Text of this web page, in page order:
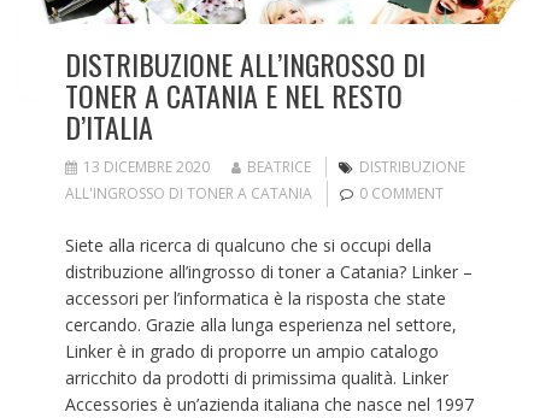
DISTRIBUZIONE ALL’INGROSSO DI
TONER A CATANIA E NEL RESTO
D’ITALIA
13 DICEMBRE 2020 BEATRICE
DISTRIBUZIONE
ALL'INGROSSO DI TONER A CATANIA
0 COMMENT
Siete alla ricerca di qualcuno che si occupi della
distribuzione all’ingrosso di toner a Catania? Linker –
accessori per l’informatica è la risposta che state
cercando. Grazie alla lunga esperienza nel settore,
Linker è in grado di proporre un ampio catalogo
arricchito da prodotti di primissima qualità. Linker
Accessories è un’azienda italiana che nasce nel 1997